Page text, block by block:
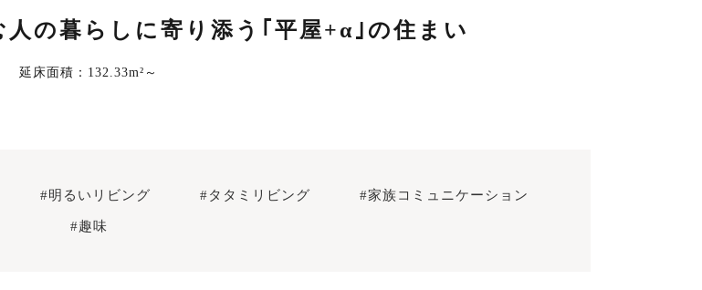
の暮らしに寄り添う｢平屋+α｣の住まい
延床面積：132.33m²～
#明るいリビング #タタミリビング #家族コミュニケーション
#趣味